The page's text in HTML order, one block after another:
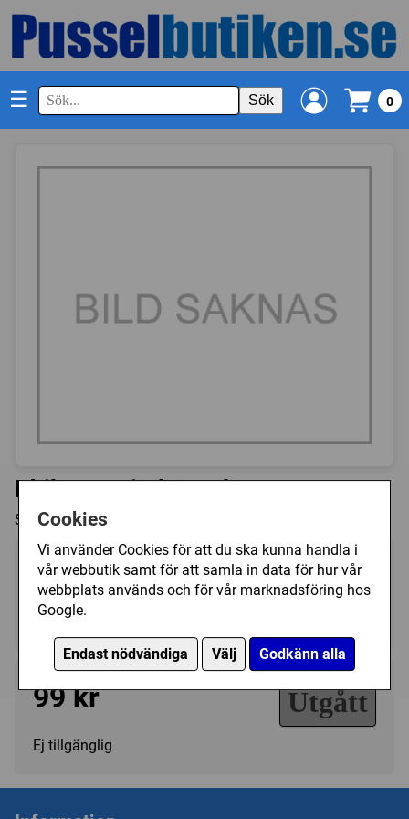
Cookies
Vi använder Cookies för att du ska kunna handla i
vår webbutik samt för att samla in data för hur vår
webbplats används och för vår marknadsföring hos
Google.
Endast nödvändiga Välj Godkänn alla
☰ Sök 0
Philos - Spiral Puzzle
Svårighetsgrad 4/12
Art.nr.:PH5052
Kategori(er):
Knep & Knåp/Övrigt
99 kr Utgått
Ej tillgänglig